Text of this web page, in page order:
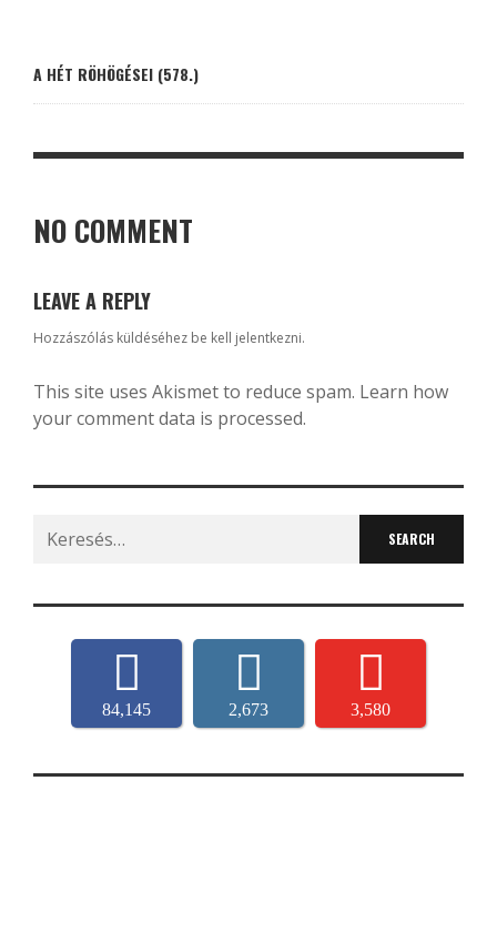
A HÉT RÖHÖGÉSEI (578.)
NO COMMENT
LEAVE A REPLY
Hozzászólás küldéséhez be kell jelentkezni.
This site uses Akismet to reduce spam. Learn how
your comment data is processed.
Search
for:
84,145 2,673 3,580